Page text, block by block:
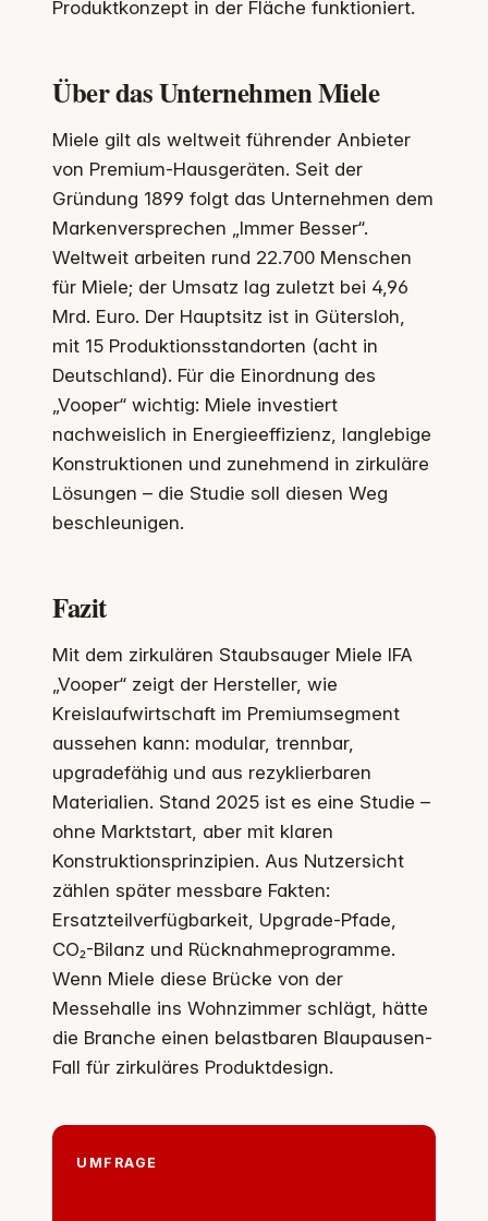
Produktkonzept in der Fläche funktioniert.
Über das Unternehmen Miele
Miele gilt als weltweit führender Anbieter
von Premium-Hausgeräten. Seit der
Gründung 1899 folgt das Unternehmen dem
Markenversprechen „Immer Besser“.
Weltweit arbeiten rund 22.700 Menschen
für Miele; der Umsatz lag zuletzt bei 4,96
Mrd. Euro. Der Hauptsitz ist in Gütersloh,
mit 15 Produktionsstandorten (acht in
Deutschland). Für die Einordnung des
„Vooper“ wichtig: Miele investiert
nachweislich in Energieeffizienz, langlebige
Konstruktionen und zunehmend in zirkuläre
Lösungen – die Studie soll diesen Weg
beschleunigen.
Fazit
Mit dem zirkulären Staubsauger Miele IFA
„Vooper“ zeigt der Hersteller, wie
Kreislaufwirtschaft im Premiumsegment
aussehen kann: modular, trennbar,
upgradefähig und aus rezyklierbaren
Materialien. Stand 2025 ist es eine Studie –
ohne Marktstart, aber mit klaren
Konstruktionsprinzipien. Aus Nutzersicht
zählen später messbare Fakten:
Ersatzteilverfügbarkeit, Upgrade-Pfade,
CO₂-Bilanz und Rücknahmeprogramme.
Wenn Miele diese Brücke von der
Messehalle ins Wohnzimmer schlägt, hätte
die Branche einen belastbaren Blaupausen-
Fall für zirkuläres Produktdesign.
UMFRAGE